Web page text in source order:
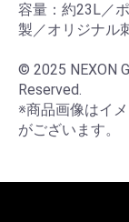
容量：約23L／
製／オリジナル
© 2025 NEXON
Reserved.
※商品画像はイ
がございます。